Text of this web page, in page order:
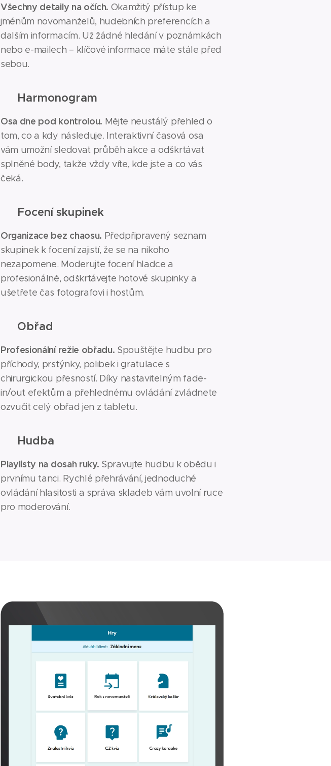
Všechny detaily na očích. Okamžitý přístup ke
jménům novomanželů, hudebních preferencích a
dalším informacím. Už žádné hledání v poznámkách
nebo e-mailech – klíčové informace máte stále před
sebou.
Harmonogram
Osa dne pod kontrolou. Mějte neustálý přehled o
tom, co a kdy následuje. Interaktivní časová osa
vám umožní sledovat průběh akce a odškrtávat
splněné body, takže vždy víte, kde jste a co vás
čeká.
Focení skupinek
Organizace bez chaosu. Předpřipravený seznam
skupinek k focení zajistí, že se na nikoho
nezapomene. Moderujte focení hladce a
profesionálně, odškrtávejte hotové skupinky a
ušetřete čas fotografovi i hostům.
Obřad
Profesionální režie obřadu. Spouštějte hudbu pro
příchody, prstýnky, polibek i gratulace s
chirurgickou přesností. Díky nastavitelným fade-
in/out efektům a přehlednému ovládání zvládnete
ozvučit celý obřad jen z tabletu.
Hudba
Playlisty na dosah ruky. Spravujte hudbu k obědu i
prvnímu tanci. Rychlé přehrávání, jednoduché
ovládání hlasitosti a správa skladeb vám uvolní ruce
pro moderování.